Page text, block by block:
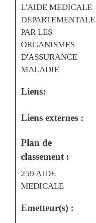
L'AIDE MEDICALE
DEPARTEMENTALE
PAR LES
ORGANISMES
D'ASSURANCE
MALADIE
Liens:
Liens externes :
Plan de
classement :
259 AIDE
MEDICALE
Emetteur(s) :